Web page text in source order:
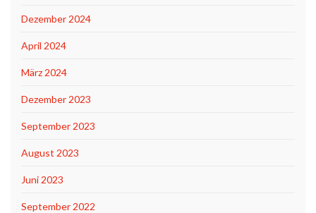
Dezember 2024
April 2024
März 2024
Dezember 2023
September 2023
August 2023
Juni 2023
September 2022